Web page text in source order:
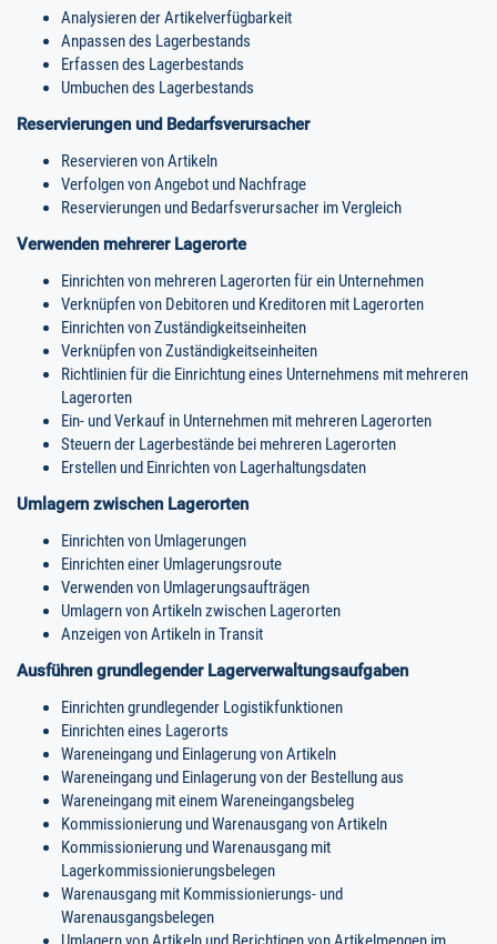
Analysieren der Artikelverfügbarkeit
Anpassen des Lagerbestands
Erfassen des Lagerbestands
Umbuchen des Lagerbestands
Reservierungen und Bedarfsverursacher
Reservieren von Artikeln
Verfolgen von Angebot und Nachfrage
Reservierungen und Bedarfsverursacher im Vergleich
Verwenden mehrerer Lagerorte
Einrichten von mehreren Lagerorten für ein Unternehmen
Verknüpfen von Debitoren und Kreditoren mit Lagerorten
Einrichten von Zuständigkeitseinheiten
Verknüpfen von Zuständigkeitseinheiten
Richtlinien für die Einrichtung eines Unternehmens mit mehreren
Lagerorten
Ein- und Verkauf in Unternehmen mit mehreren Lagerorten
Steuern der Lagerbestände bei mehreren Lagerorten
Erstellen und Einrichten von Lagerhaltungsdaten
Umlagern zwischen Lagerorten
Einrichten von Umlagerungen
Einrichten einer Umlagerungsroute
Verwenden von Umlagerungsaufträgen
Umlagern von Artikeln zwischen Lagerorten
Anzeigen von Artikeln in Transit
Ausführen grundlegender Lagerverwaltungsaufgaben
Einrichten grundlegender Logistikfunktionen
Einrichten eines Lagerorts
Wareneingang und Einlagerung von Artikeln
Wareneingang und Einlagerung von der Bestellung aus
Wareneingang mit einem Wareneingangsbeleg
Kommissionierung und Warenausgang von Artikeln
Kommissionierung und Warenausgang mit
Lagerkommissionierungsbelegen
Warenausgang mit Kommissionierungs- und
Warenausgangsbelegen